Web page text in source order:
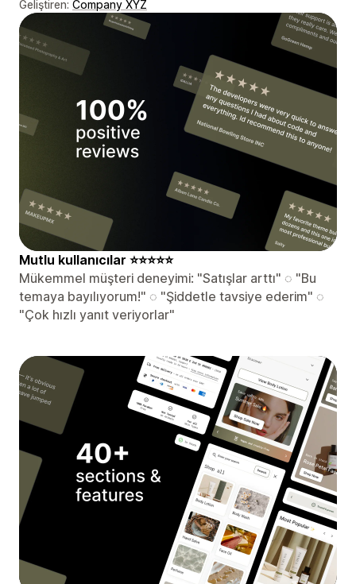
Geliştiren: Company XYZ
️Mutlu kullanıcılar ⭐⭐⭐⭐⭐
Mükemmel müşteri deneyimi: "Satışlar arttı" ◌ "Bu
temaya bayılıyorum!" ◌ "Şiddetle tavsiye ederim" ◌
"Çok hızlı yanıt veriyorlar"